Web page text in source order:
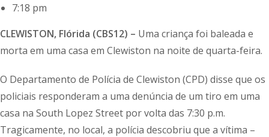
7:18 pm
CLEWISTON, Flórida (CBS12) – Uma criança foi baleada e
morta em uma casa em Clewiston na noite de quarta-feira.
O Departamento de Polícia de Clewiston (CPD) disse que os
policiais responderam a uma denúncia de um tiro em uma
casa na South Lopez Street por volta das 7:30 p.m.
Tragicamente, no local, a polícia descobriu que a vítima –